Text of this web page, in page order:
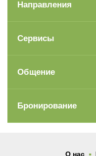
Направления
Сервисы
Общение
Бронирование
О нас .